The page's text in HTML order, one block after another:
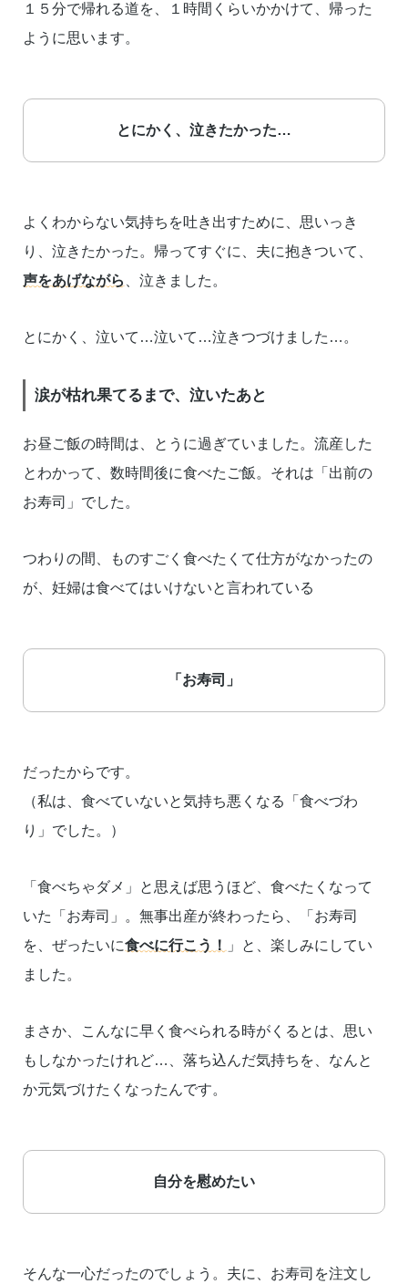
１５分で帰れる道を、１時間くらいかかけて、帰った
ように思います。
とにかく、泣きたかった…
よくわからない気持ちを吐き出すために、思いっき
り、泣きたかった。帰ってすぐに、夫に抱きついて、
声をあげながら
、泣きました。
とにかく、泣いて…泣いて…泣きつづけました…。
涙が枯れ果てるまで、泣いたあと
お昼ご飯の時間は、とうに過ぎていました。流産した
とわかって、数時間後に食べたご飯。それは「出前の
お寿司」でした。
つわりの間、ものすごく食べたくて仕方がなかったの
が、妊婦は食べてはいけないと言われている
「お寿司」
だったからです。
（私は、食べていないと気持ち悪くなる「食べづわ
り」でした。）
「食べちゃダメ」と思えば思うほど、食べたくなって
いた「お寿司」。無事出産が終わったら、「お寿司
を、ぜったいに食べに行こう！
」と、楽しみにしてい
ました。
まさか、こんなに早く食べられる時がくるとは、思い
もしなかったけれど…、落ち込んだ気持ちを、なんと
か元気づけたくなったんです。
自分を慰めたい
そんな一心だったのでしょう。夫に、お寿司を注文し